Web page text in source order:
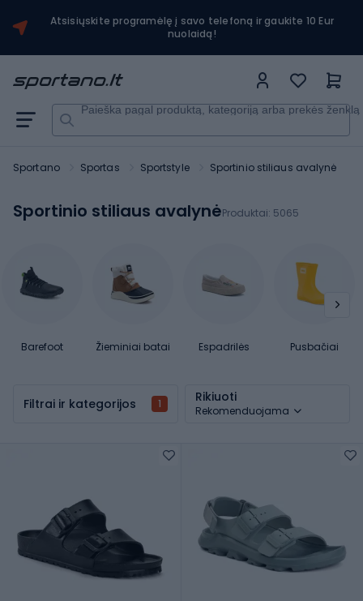
Atsisiųskite programėlę į savo telefoną ir gaukite 10 Eur
nuolaidą!
Paieška pagal produktą, kategoriją arba prekės ženklą
Sportano Sportas Sportstyle Sportinio stiliaus avalynė
Sportinio stiliaus avalynėProduktai: 5065
Barefoot Žieminiai batai Espadrilės Pusbačiai
Filtrai ir kategorijos 1 Rikiuoti
Rekomenduojama